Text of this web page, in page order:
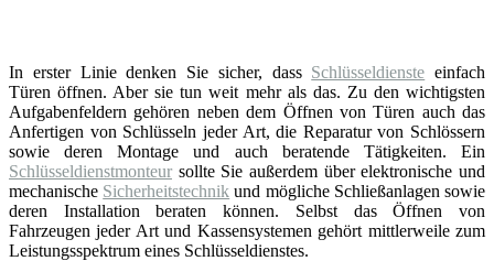
In erster Linie denken Sie sicher, dass Schlüsseldienste einfach
Türen öffnen. Aber sie tun weit mehr als das. Zu den wichtigsten
Aufgabenfeldern gehören neben dem Öffnen von Türen auch das
Anfertigen von Schlüsseln jeder Art, die Reparatur von Schlössern
sowie deren Montage und auch beratende Tätigkeiten. Ein
Schlüsseldienstmonteur sollte Sie außerdem über elektronische und
mechanische Sicherheitstechnik und mögliche Schließanlagen sowie
deren Installation beraten können. Selbst das Öffnen von
Fahrzeugen jeder Art und Kassensystemen gehört mittlerweile zum
Leistungsspektrum eines Schlüsseldienstes.